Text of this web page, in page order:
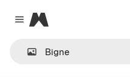
Close menu
Magnific